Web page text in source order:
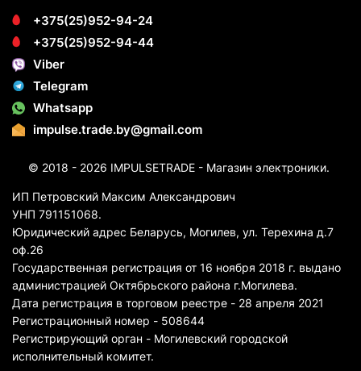
+375(25)952-94-24
+375(25)952-94-44
Viber
Telegram
Whatsapp
impulse.trade.by@gmail.com
© 2018 - 2026 IMPULSETRADE - Магазин электроники.
ИП Петровский Максим Александрович
УНП 791151068.
Юридический адрес Беларусь, Могилев, ул. Терехина д.7
оф.26
Государственная регистрация от 16 ноября 2018 г. выдано
администрацией Октябрьского района г.Могилева.
Дата регистрация в торговом реестре - 28 апреля 2021
Регистрационный номер - 508644
Регистрирующий орган - Могилевский городской
исполнительный комитет.